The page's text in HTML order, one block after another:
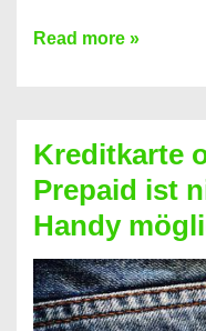
Konto
Neueröffnung
trotz
Schufaeintrag
möglich
Read more »
Kreditkarte
Prepaid ist
Handy